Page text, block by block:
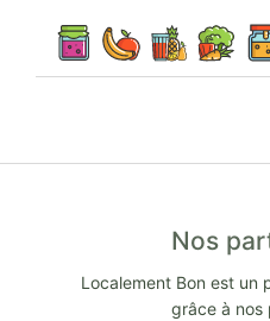
Nos
Localement Bon est un
grâce à nos